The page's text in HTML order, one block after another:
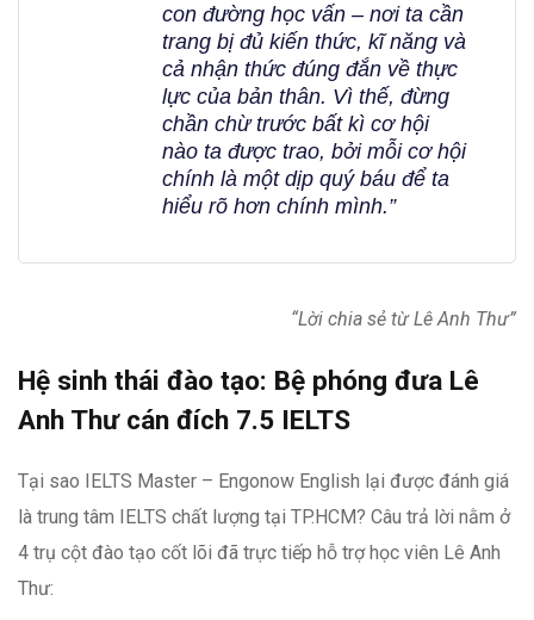
con đường học vấn – nơi ta cần
trang bị đủ kiến thức, kĩ năng và
cả nhận thức đúng đắn về thực
lực của bản thân. Vì thế, đừng
chần chừ trước bất kì cơ hội
nào ta được trao, bởi mỗi cơ hội
chính là một dịp quý báu để ta
hiểu rõ hơn chính mình.”
“Lời chia sẻ từ Lê Anh Thư”
Hệ sinh thái đào tạo: Bệ phóng đưa Lê
Anh Thư cán đích 7.5 IELTS
Tại sao IELTS Master – Engonow English lại được đánh giá
là trung tâm IELTS chất lượng tại TP.HCM? Câu trả lời nằm ở
4 trụ cột đào tạo cốt lõi đã trực tiếp hỗ trợ học viên Lê Anh
Thư: